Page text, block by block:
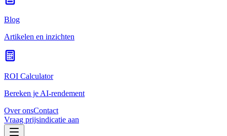
Blog
Artikelen en inzichten
ROI Calculator
Bereken je AI-rendement
Over onsContact
Vraag prijsindicatie aan